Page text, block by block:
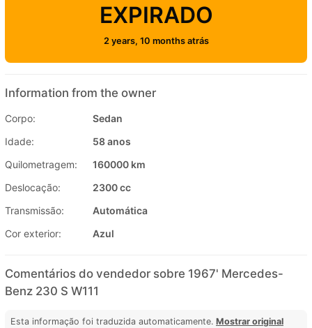
EXPIRADO
2 years, 10 months atrás
Information from the owner
Corpo:
Sedan
Idade:
58 anos
Quilometragem:
160000 km
Deslocação:
2300 cc
Transmissão:
Automática
Cor exterior:
Azul
Comentários do vendedor sobre 1967' Mercedes-
Benz 230 S W111
Esta informação foi traduzida automaticamente. Mostrar original